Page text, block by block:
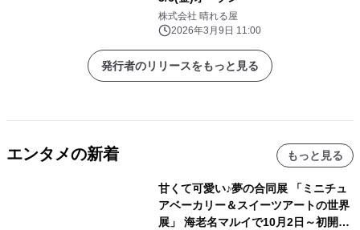
株式会社 晴れる屋
2026年3月9日 11:00
発行者のリリースをもっと見る
エンタメの新着 もっと見る
甘くて可愛い♪夢の合同展 「ミニチュ
アベーカリー＆スイーツアートの世界
展」 海老名マルイで10月2日～初開